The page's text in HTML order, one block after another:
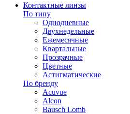
Контактные линзы
По типу
Однодневные
Двухнедельные
Ежемесячные
Квартальные
Прозрачные
Цветные
Астигматические
По бренду
Acuvue
Alcon
Bausch Lomb